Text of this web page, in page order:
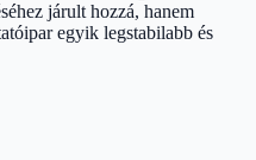
járult hozzá, hanem
egyik legstabilabb és